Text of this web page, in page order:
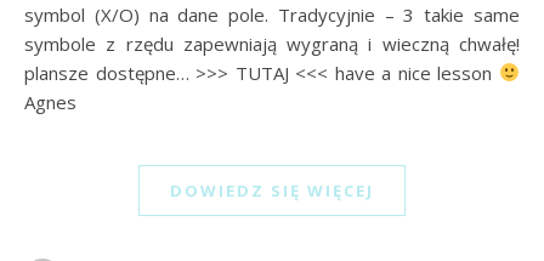
symbol (X/O) na dane pole. Tradycyjnie – 3 takie same
symbole z rzędu zapewniają wygraną i wieczną chwałę!
plansze dostępne… >>> TUTAJ <<< have a nice lesson
Agnes
DOWIEDZ SIĘ WIĘCEJ